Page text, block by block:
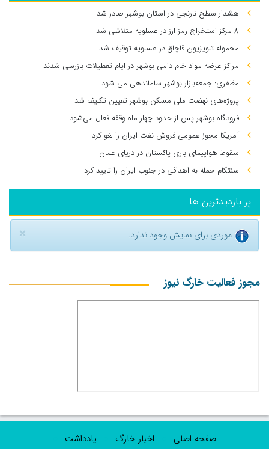
هشدار سطح نارنجی در استان بوشهر صادر شد
۸ مرکز استخراج رمز ارز در عسلویه متلاشی شد
محموله تلویزیون قاچاق در عسلویه توقیف شد
مراکز عرضه مواد خام دامی بوشهر در ایام تعطیلات بازرسی شدند
مظفری: جمعه‌بازار بوشهر ساماندهی می‌ شود
پروژه‌های نهضت ملی مسکن بوشهر تعیین تکلیف شد
فرودگاه بوشهر پس از حدود چهار ماه وقفه فعال می‌شود
آمریکا مجوز عمومی فروش نفت ایران را لغو کرد
سقوط هواپیمای باری پاکستان در دریای عمان
سنتکام حمله به اهدافی در جنوب ایران را تایید کرد
پر بازدیدترین ها
× موردی برای نمایش وجود ندارد.
مجوز فعالیت خارگ نیوز
صفحه اصلی اخبار خارگ یادداشت